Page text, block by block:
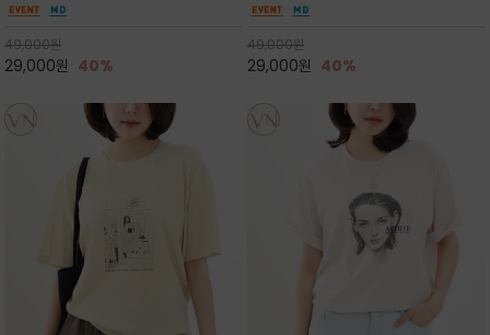
픽이나 컬러 조합을 통해 'Essential'한 무드를
좋은 컬러웨이와 디자인입니다^^
49,000원
29,000원 40%
무드를 만들고 기본 베이스의 컬러감이라 출근시
럽고 유연한 코튼 소재로 편안
49,000원
29,000원 40%